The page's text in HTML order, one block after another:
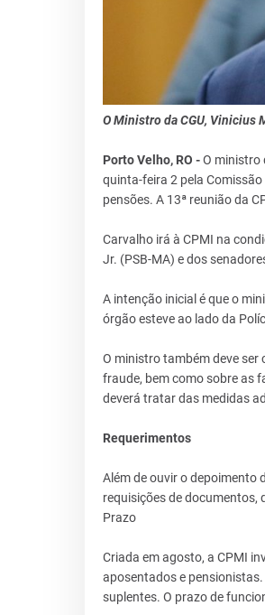
O Ministro da CGU, Vinicius
Porto Velho, RO -O ministro
quinta-feira 2 pela
pensões. A 13ª reunião da
Carvalho irá à CPMI na
Jr. (PSB-MA) e dos
A intenção inicial é que o
órgão esteve ao lado da
O ministro também deve
fraude, bem como sobre as
deverá tratar das medidas
Requerimentos
Além de ouvir o depoimento
requisições de documentos,
Prazo
Criada em agosto, a CPMI
aposentados e
suplentes. O prazo de